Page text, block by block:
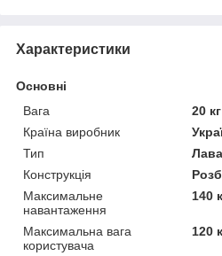
Характеристики
Основні
Вага
20 кг
Країна виробник
Тип
Конструкція
Максимальне
навантаження
140
Максимальна вага
користувача
120